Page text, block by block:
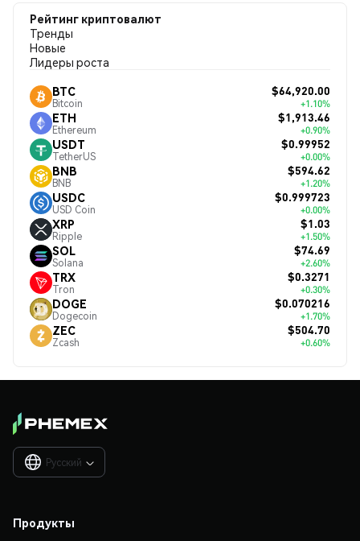
Рейтинг криптовалют
Тренды
Новые
Лидеры роста
BTC
Bitcoin
$64,920.00
+1.10%
ETH
Ethereum
$1,913.46
+0.90%
USDT
TetherUS
$0.99952
+0.00%
BNB
BNB
$594.62
+1.20%
USDC
USD Coin
$0.999723
+0.00%
XRP
Ripple
$1.03
+1.50%
SOL
Solana
$74.69
+2.60%
TRX
Tron
$0.3271
+0.30%
DOGE
Dogecoin
$0.070216
+1.70%
ZEC
Zcash
$504.70
+0.60%
Русский 
Продукты